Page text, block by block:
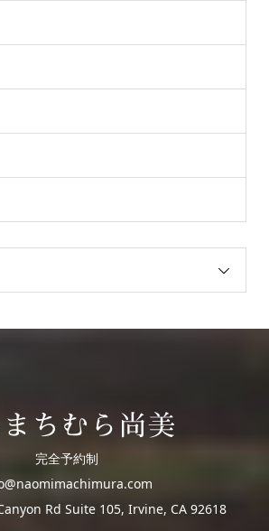
完全予約制
Rd Suite 105, Irvine, CA 92618